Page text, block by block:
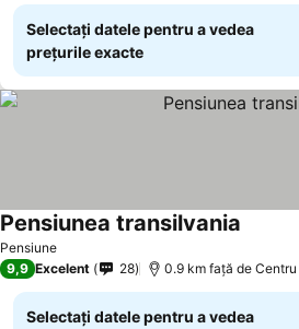
Selectați datele pentru a vedea
prețurile exacte
Pensiune
Pensiunea transilvania
9,9 Excelent 28 0.9 km faţă de Centru
Selectați datele pentru a vedea